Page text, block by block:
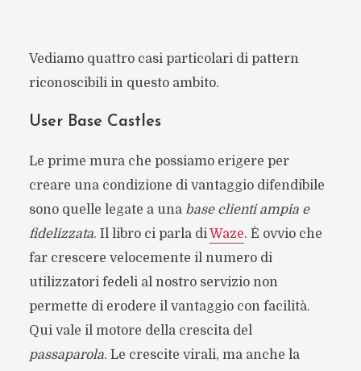
Vediamo quattro casi particolari di pattern
riconoscibili in questo ambito.
User Base Castles
Le prime mura che possiamo erigere per
creare una condizione di vantaggio difendibile
sono quelle legate a una base clienti ampia e
fidelizzata. Il libro ci parla di Waze. È ovvio che
far crescere velocemente il numero di
utilizzatori fedeli al nostro servizio non
permette di erodere il vantaggio con facilità.
Qui vale il motore della crescita del
passaparola. Le crescite virali, ma anche la